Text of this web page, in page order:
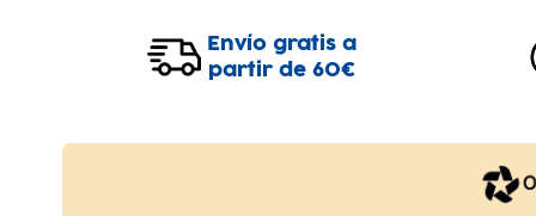
Centro Comercial L'Illa Diagonal,
Avinguda Diagonal, 545( 08029)
08903
Envío gratis a
partir de 60€